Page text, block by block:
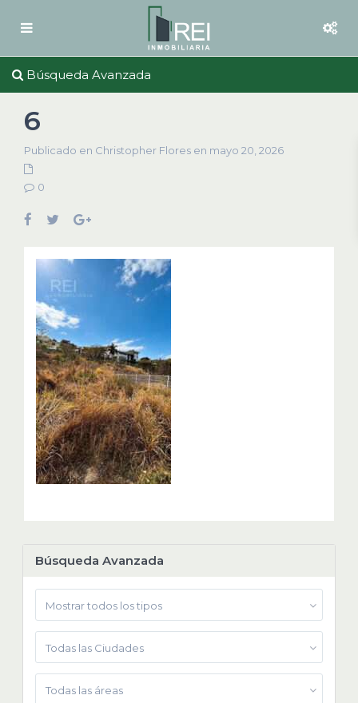
Búsqueda Avanzada
6
Publicado en Christopher Flores en mayo 20, 2026
0
Búsqueda Avanzada
Mostrar todos los tipos
Todas las Ciudades
Todas las áreas